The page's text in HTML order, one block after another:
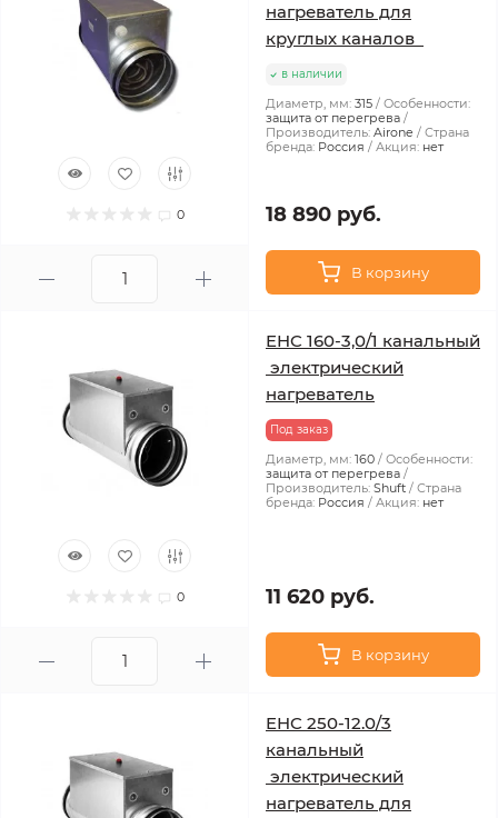
0
нагреватель для
круглых каналов
в наличии
Диаметр, мм: 315
Особенности:
защита от перегрева
Производитель: Airone
Страна
бренда: Россия Акция: нет
18 890 руб.
В корзину
0
EHC 160-3,0/1 канальный
электрический
нагреватель
Под заказ
Диаметр, мм: 160
Особенности:
защита от перегрева
Производитель: Shuft
Страна
бренда: Россия Акция: нет
11 620 руб.
В корзину
EHC 250-12.0/3
канальный
электрический
нагреватель для